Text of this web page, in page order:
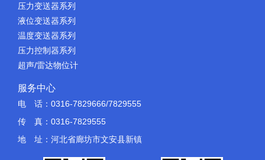
压力变送器系列
液位变送器系列
温度变送器系列
压力控制器系列
超声/雷达物位计
服务中心
电 话：0316-7829666/7829555
传 真：0316-7829555
地 址：河北省廊坊市文安县新镇